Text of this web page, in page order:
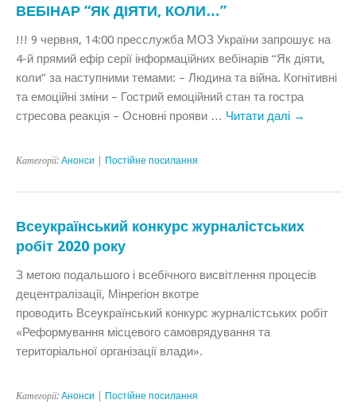
ВЕБІНАР “ЯК ДІЯТИ, КОЛИ…”
!!! 9 червня, 14:00 пресслужба МОЗ України запрошує на
4-й прямий ефір серії інформаційних вебінарів “Як діяти,
коли” за наступними темами: – Людина та війна. Когнітивні
та емоційні зміни – Гострий емоційний стан та гостра
стресова реакція – Основні прояви … Читати далі →
Категорії: Анонси Постійне посилання
Всеукраїнський конкурс журналістських
робіт 2020 року
З метою подальшого і всебічного висвітлення процесів
децентралізації, Мінрегіон вкотре
проводить Всеукраїнський конкурс журналістських робіт
«Реформування місцевого самоврядування та
територіальної організації влади».
Категорії: Анонси Постійне посилання